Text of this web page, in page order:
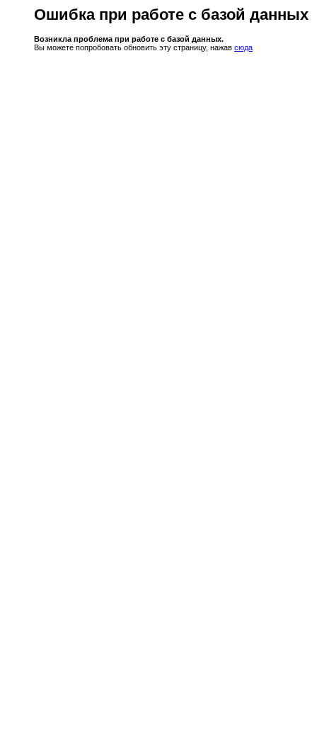
Ошибка при работе с базой данных
Возникла проблема при работе с базой данных.
Вы можете попробовать обновить эту страницу, нажав сюда